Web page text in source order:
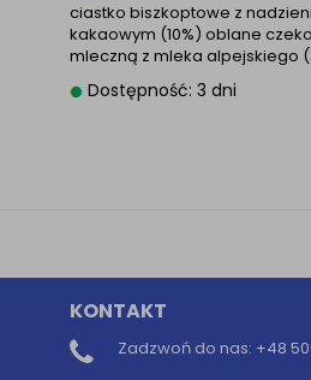
ciastko biszkoptowe z
kakaowym (10%) oblane
mleczną z mleka alpejskiego
Dostępność: 3 dni
KONTAKT
Zadzwoń do nas: +48